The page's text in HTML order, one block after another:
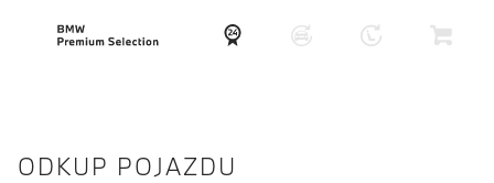
ODKUP POJAZDU